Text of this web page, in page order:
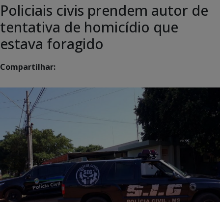
Policiais civis prendem autor de
tentativa de homicídio que
estava foragido
Compartilhar: